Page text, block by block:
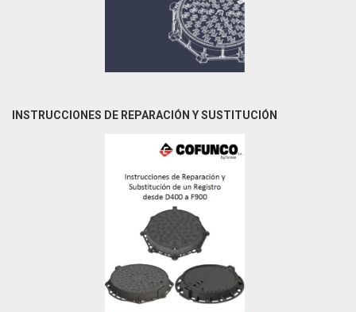
INSTRUCCIONES DE REPARACIÓN Y SUSTITUCIÓN